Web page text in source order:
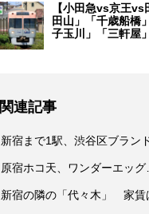
【小田急vs京王
田山」「千歳船橋
子玉川」「三軒屋
関連記事
新宿まで1駅、渋谷区ブラン
原宿ホコ天、ワンダーエッ
新宿の隣の「代々木」 家賃